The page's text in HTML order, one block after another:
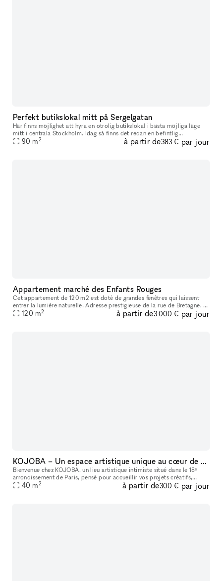
Perfekt butikslokal mitt på Sergelgatan
Här finns möjlighet att hyra en otrolig butikslokal i bästa möjliga läge
mitt i centrala Stockholm. Idag så finns det redan en befintlig
sminkbutik på plats med hyllor och möbler. Lokalen är anpassad
90 m2 à partir de383 € par jour
Appartement marché des Enfants Rouges
Cet appartement de 120 m2 est doté de grandes fenêtres qui laissent
entrer la lumière naturelle. Adresse prestigieuse de la rue de Bretagne, à
proximité du quartier des Enfants-Rouges, située au 3ème
120 m2 à partir de3 000 € par jour
KOJOBA – Un espace artistique unique au cœur de Paris
Bienvenue chez KOJOBA, un lieu artistique intimiste situé dans le 18ᵉ
arrondissement de Paris, pensé pour accueillir vos projets créatifs,
professionnels et événementiels. Avec sa décoration atypiqu
40 m2 à partir de300 € par jour